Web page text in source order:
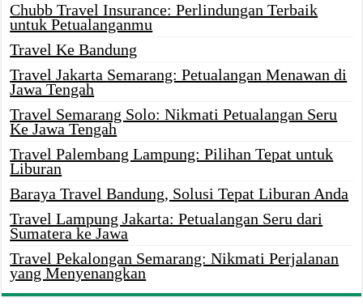
Chubb Travel Insurance: Perlindungan Terbaik
untuk Petualanganmu
Travel Ke Bandung
Travel Jakarta Semarang: Petualangan Menawan di
Jawa Tengah
Travel Semarang Solo: Nikmati Petualangan Seru
Ke Jawa Tengah
Travel Palembang Lampung: Pilihan Tepat untuk
Liburan
Baraya Travel Bandung, Solusi Tepat Liburan Anda
Travel Lampung Jakarta: Petualangan Seru dari
Sumatera ke Jawa
Travel Pekalongan Semarang: Nikmati Perjalanan
yang Menyenangkan